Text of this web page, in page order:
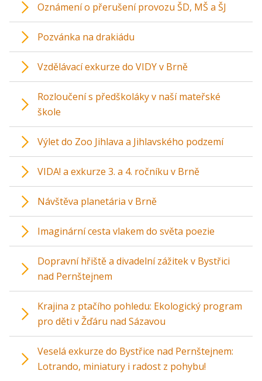
Oznámení o přerušení provozu ŠD, MŠ a ŠJ
Pozvánka na drakiádu
Vzdělávací exkurze do VIDY v Brně
Rozloučení s předškoláky v naší mateřské
škole
Výlet do Zoo Jihlava a Jihlavského podzemí
VIDA! a exkurze 3. a 4. ročníku v Brně
Návštěva planetária v Brně
Imaginární cesta vlakem do světa poezie
Dopravní hřiště a divadelní zážitek v Bystřici
nad Pernštejnem
Krajina z ptačího pohledu: Ekologický program
pro děti v Žďáru nad Sázavou
Veselá exkurze do Bystřice nad Pernštejnem:
Lotrando, miniatury i radost z pohybu!